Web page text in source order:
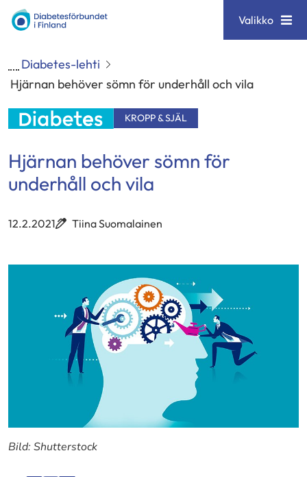
Siirry
sisältöön
Diabetesförbundet Valikko
Diabetes-lehti
Hjärnan behöver sömn för underhåll och vila
KROPP & SJÄL
Hjärnan behöver sömn för
underhåll och vila
12.2.2021 Tiina Suomalainen
Bild: Shutterstock